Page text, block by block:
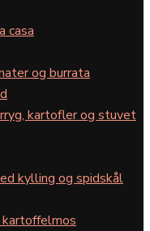
casa
og burrata
kartofler og stuvet
kylling og spidskål
kartoffelmos